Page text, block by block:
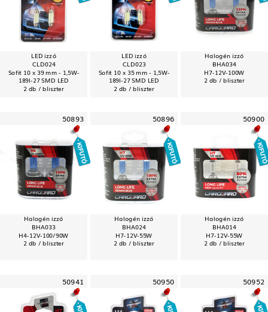
LED izzó
CLD024
Sofit 10 x 39 mm - 1,5W-
189l-27 SMD LED
2 db / bliszter
LED izzó
CLD023
Sofit 10 x 35 mm - 1,5W-
189l-27 SMD LED
2 db / bliszter
Halogén izzó
BHA034
H7-12V-100W
2 db / bliszter
50893
Halogén izzó
BHA033
H4-12V-100/90W
2 db / bliszter
50896
Halogén izzó
BHA024
H7-12V-55W
2 db / bliszter
50900
Halogén izzó
BHA014
H7-12V-55W
2 db / bliszter
50941 50950 50952